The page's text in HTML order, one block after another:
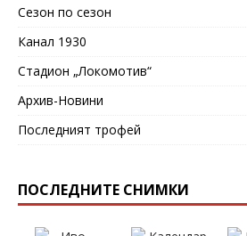
Сезон по сезон
Канал 1930
Стадион „Локомотив“
Архив-Новини
Последният трофей
ПОСЛЕДНИТЕ СНИМКИ